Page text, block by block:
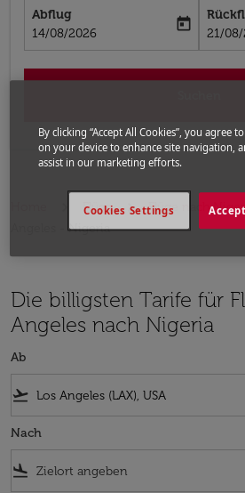
Abflug
fc-booking-departure-date-aria-label
14/08/2026
today
fc-
21/
Flüge Flüge nach
Angeles - Nigeria
Die billigsten Tarife für
Angeles nach Nigeria
Ab
flight_takeoff
Nach
flight_land
By clicking “Accept All Cookies”, you agree
on your device to enhance site navigation,
assist in our marketing efforts.
Cookies Settings